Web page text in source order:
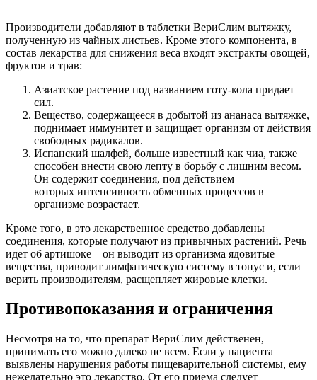
Производители добавляют в таблетки ВериСлим вытяжку,
полученную из чайных листьев. Кроме этого компонента, в
состав лекарства для снижения веса входят экстракты овощей,
фруктов и трав:
Азиатское растение под названием готу-кола придает
сил.
Вещество, содержащееся в добытой из ананаса вытяжке,
поднимает иммунитет и защищает организм от действия
свободных радикалов.
Испанский шалфей, больше известный как чиа, также
способен внести свою лепту в борьбу с лишним весом.
Он содержит соединения, под действием
которых интенсивность обменных процессов в
организме возрастает.
Кроме того, в это лекарственное средство добавлены
соединения, которые получают из привычных растений. Речь
идет об артишоке – он выводит из организма ядовитые
вещества, приводит лимфатическую систему в тонус и, если
верить производителям, расщепляет жировые клетки.
Противопоказания и ограничения
Несмотря на то, что препарат ВериСлим действенен,
принимать его можно далеко не всем. Если у пациента
выявлены нарушения работы пищеварительной системы, ему
нежелательно это лекарство. От его приема следует